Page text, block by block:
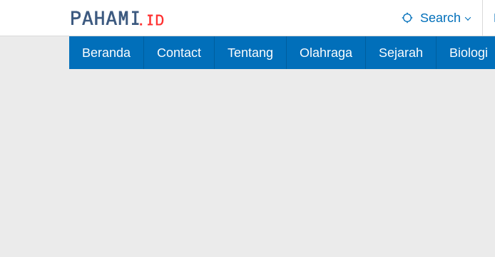
Search
Beranda Contact Tentang Olahraga Sejarah Biologi